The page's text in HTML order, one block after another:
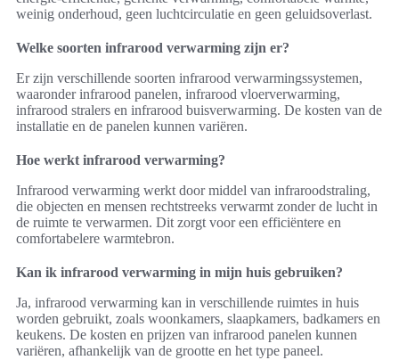
weinig onderhoud, geen luchtcirculatie en geen geluidsoverlast.
Welke soorten infrarood verwarming zijn er?
Er zijn verschillende soorten infrarood verwarmingssystemen,
waaronder infrarood panelen, infrarood vloerverwarming,
infrarood stralers en infrarood buisverwarming. De kosten van de
installatie en de panelen kunnen variëren.
Hoe werkt infrarood verwarming?
Infrarood verwarming werkt door middel van infraroodstraling,
die objecten en mensen rechtstreeks verwarmt zonder de lucht in
de ruimte te verwarmen. Dit zorgt voor een efficiëntere en
comfortabelere warmtebron.
Kan ik infrarood verwarming in mijn huis gebruiken?
Ja, infrarood verwarming kan in verschillende ruimtes in huis
worden gebruikt, zoals woonkamers, slaapkamers, badkamers en
keukens. De kosten en prijzen van infrarood panelen kunnen
variëren, afhankelijk van de grootte en het type paneel.